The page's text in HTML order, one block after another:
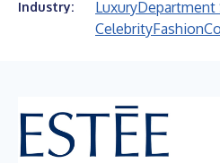
Industry: LuxuryDepartment
CelebrityFashion